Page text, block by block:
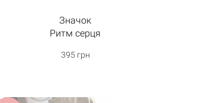
Значок
Ритм серця
395 грн